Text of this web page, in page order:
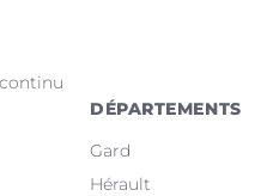
DÉPARTEMENTS
Gard
Hérault